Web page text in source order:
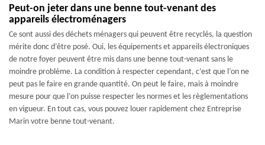
Peut-on jeter dans une benne tout-venant des
appareils électroménagers
Ce sont aussi des déchets ménagers qui peuvent être recyclés, la question
mérite donc d’être posé. Oui, les équipements et appareils électroniques
de notre foyer peuvent être mis dans une benne tout-venant sans le
moindre problème. La condition à respecter cependant, c’est que l’on ne
peut pas le faire en grande quantité. On peut le faire, mais à moindre
mesure pour que l’on puisse respecter les normes et les règlementations
en vigueur. En tout cas, vous pouvez louer rapidement chez Entreprise
Marin votre benne tout-venant.